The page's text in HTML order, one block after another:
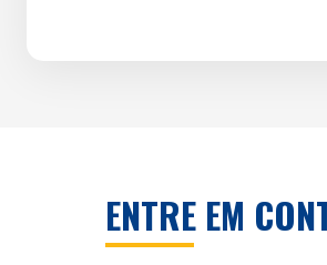
ENTRE EM